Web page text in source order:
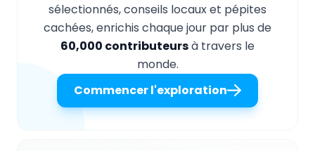
sélectionnés, conseils locaux et pépites
cachées, enrichis chaque jour par plus de
60,000 contributeursà travers le
monde.
Commencer l'exploration